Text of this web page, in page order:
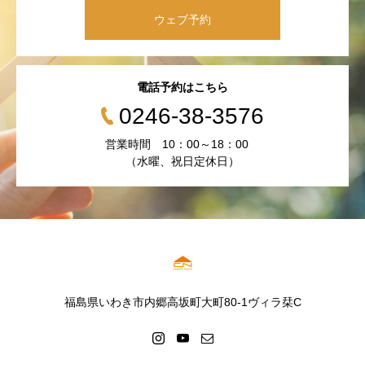
ウェブ予約
電話予約はこちら
0246-38-3576
営業時間 10：00～18：00
（水曜、祝日定休日）
福島県いわき市内郷高坂町大町80-1ヴィラ栞C